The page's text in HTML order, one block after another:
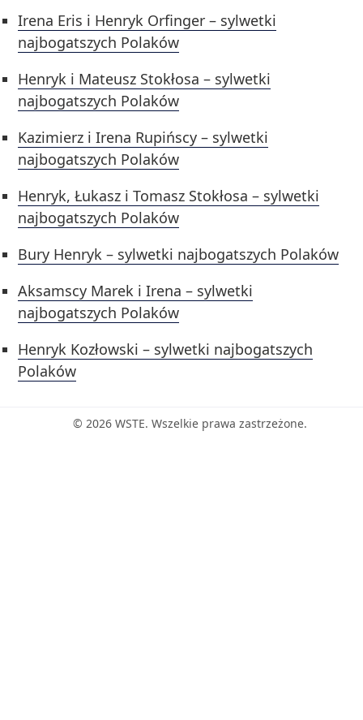
Irena Eris i Henryk Orfinger – sylwetki
najbogatszych Polaków
Henryk i Mateusz Stokłosa – sylwetki
najbogatszych Polaków
Kazimierz i Irena Rupińscy – sylwetki
najbogatszych Polaków
Henryk, Łukasz i Tomasz Stokłosa – sylwetki
najbogatszych Polaków
Bury Henryk – sylwetki najbogatszych Polaków
Aksamscy Marek i Irena – sylwetki
najbogatszych Polaków
Henryk Kozłowski – sylwetki najbogatszych
Polaków
© 2026 WSTE. Wszelkie prawa zastrzeżone.